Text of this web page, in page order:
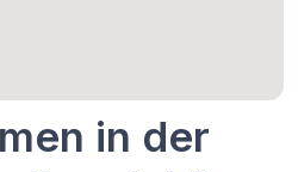
in der